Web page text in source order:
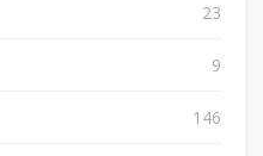
23
9
146